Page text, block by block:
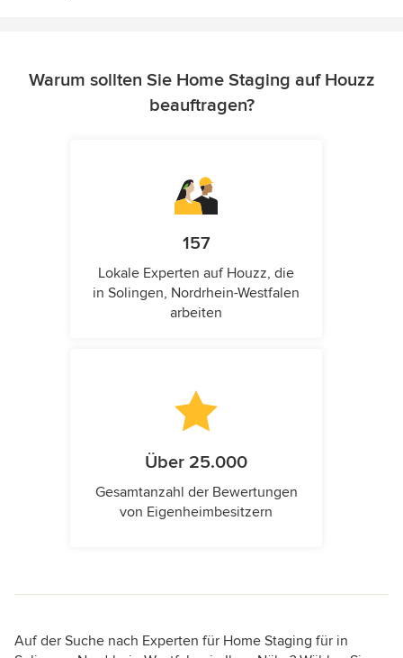
Warum sollten Sie Home Staging auf Houzz
beauftragen?
157
Lokale Experten auf Houzz, die
in Solingen, Nordrhein-Westfalen
arbeiten
Über 25.000
Gesamtanzahl der Bewertungen
von Eigenheimbesitzern
Auf der Suche nach Experten für Home Staging für in